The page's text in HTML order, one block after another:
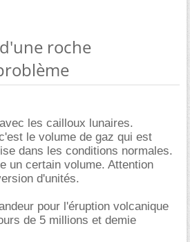
roche
les cailloux lunaires.
le volume de gaz qui est
dans les conditions normales.
un certain volume. Attention
d'unités.
pour l'éruption volcanique
de 5 millions et demie